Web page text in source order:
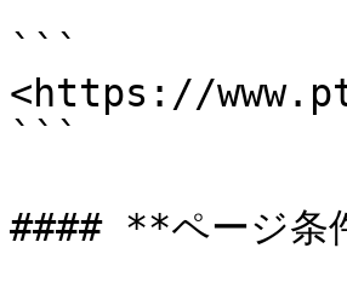
```
<https://
```
#### **ページ条